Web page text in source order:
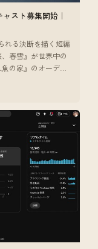
スト募集開始｜
れる決断を描く短編
春雪』が世界中の
の家』のオーディ